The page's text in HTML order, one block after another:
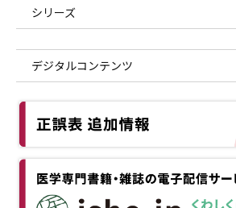
シリーズ
デジタルコンテンツ